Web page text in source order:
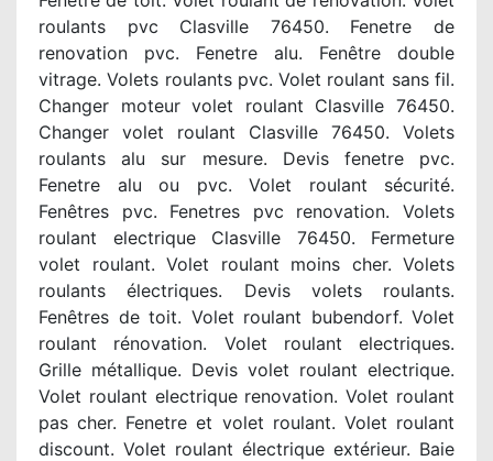
roulants pvc Clasville 76450. Fenetre de
renovation pvc. Fenetre alu. Fenêtre double
vitrage. Volets roulants pvc. Volet roulant sans fil.
Changer moteur volet roulant Clasville 76450.
Changer volet roulant Clasville 76450. Volets
roulants alu sur mesure. Devis fenetre pvc.
Fenetre alu ou pvc. Volet roulant sécurité.
Fenêtres pvc. Fenetres pvc renovation. Volets
roulant electrique Clasville 76450. Fermeture
volet roulant. Volet roulant moins cher. Volets
roulants électriques. Devis volets roulants.
Fenêtres de toit. Volet roulant bubendorf. Volet
roulant rénovation. Volet roulant electriques.
Grille métallique. Devis volet roulant electrique.
Volet roulant electrique renovation. Volet roulant
pas cher. Fenetre et volet roulant. Volet roulant
discount. Volet roulant électrique extérieur. Baie